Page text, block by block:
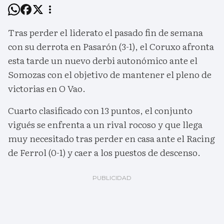
Tras perder el liderato el pasado fin de semana
con su derrota en Pasarón (3-1), el Coruxo afronta
esta tarde un nuevo derbi autonómico ante el
Somozas con el objetivo de mantener el pleno de
victorias en O Vao.
Cuarto clasificado con 13 puntos, el conjunto
vigués se enfrenta a un rival rocoso y que llega
muy necesitado tras perder en casa ante el Racing
de Ferrol (0-1) y caer a los puestos de descenso.